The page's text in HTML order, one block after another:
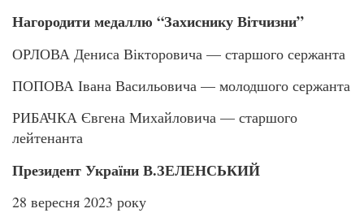
Нагородити медаллю “Захиснику Вітчизни”
ОРЛОВА Дениса Вікторовича — старшого сержанта
ПОПОВА Івана Васильовича — молодшого сержанта
РИБАЧКА Євгена Михайловича — старшого
лейтенанта
Президент України В.ЗЕЛЕНСЬКИЙ
28 вересня 2023 року